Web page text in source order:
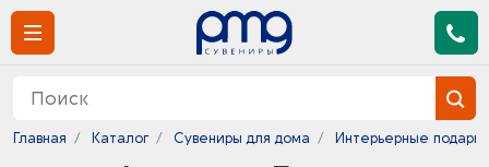
Главная Каталог Сувениры для дома Интерьерные подарки